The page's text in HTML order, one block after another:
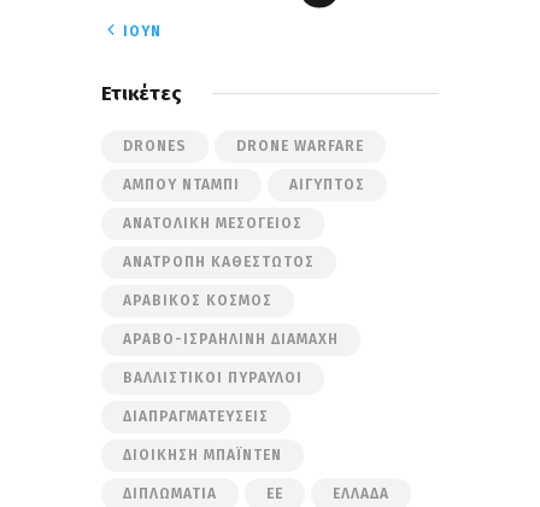
« ΙΟΎΝ
Ετικέτες
DRONES DRONE WARFARE
ΆΜΠΟΥ ΝΤΆΜΠΙ ΑΊΓΥΠΤΟΣ
ΑΝΑΤΟΛΙΚΉ ΜΕΣΌΓΕΙΟΣ
ΑΝΑΤΡΟΠΉ ΚΑΘΕΣΤΏΤΟΣ
ΑΡΑΒΙΚΌΣ ΚΌΣΜΟΣ
ΑΡΑΒΟ-ΙΣΡΑΗΛΙΝΉ ΔΙΑΜΆΧΗ
ΒΑΛΛΙΣΤΙΚΟΊ ΠΎΡΑΥΛΟΙ
ΔΙΑΠΡΑΓΜΑΤΕΎΣΕΙΣ
ΔΙΟΊΚΗΣΗ ΜΠΆΙΝΤΕΝ
ΔΙΠΛΩΜΑΤΊΑ ΕΕ ΕΛΛΆΔΑ